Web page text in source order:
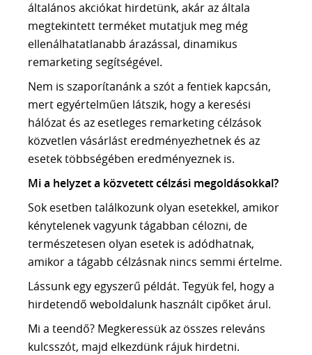
általános akciókat hirdetünk, akár az általa
megtekintett terméket mutatjuk meg még
ellenálhatatlanabb árazással, dinamikus
remarketing segítségével.
Nem is szaporítanánk a szót a fentiek kapcsán,
mert egyértelműen látszik, hogy a keresési
hálózat és az esetleges remarketing célzások
közvetlen vásárlást eredményezhetnek és az
esetek többségében eredményeznek is.
Mi a helyzet a közvetett célzási megoldásokkal?
Sok esetben találkozunk olyan esetekkel, amikor
kénytelenek vagyunk tágabban célozni, de
természetesen olyan esetek is adódhatnak,
amikor a tágabb célzásnak nincs semmi értelme.
Lássunk egy egyszerű példát. Tegyük fel, hogy a
hirdetendő weboldalunk használt cipőket árul.
Mi a teendő? Megkeressük az összes releváns
kulcsszót, majd elkezdünk rájuk hirdetni.